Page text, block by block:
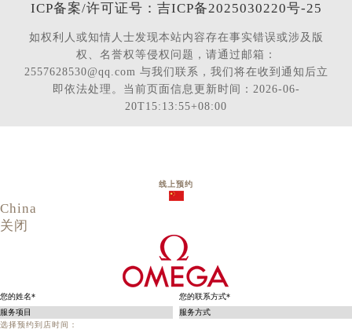
ICP备案/许可证号：吉ICP备2025030220号-25
如权利人或知情人士发现本站内容存在事实错误或涉及版
权、名誉权等侵权问题，请通过邮箱：
2557628530@qq.com 与我们联系，我们将在收到通知后立
即依法处理。当前页面信息更新时间：2026-06-
20T15:13:55+08:00
线上预约
China
关闭
选择预约到店时间：